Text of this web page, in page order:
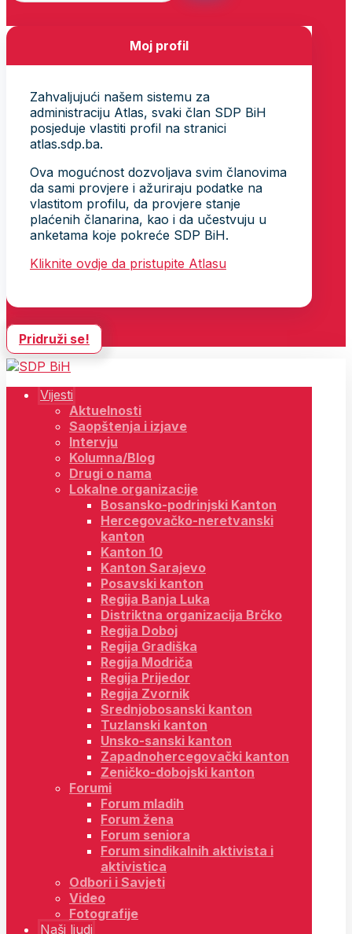
Moj profil
Zahvaljujući našem sistemu za
administraciju Atlas, svaki član SDP BiH
posjeduje vlastiti profil na stranici
atlas.sdp.ba.
Ova mogućnost dozvoljava svim članovima
da sami provjere i ažuriraju podatke na
vlastitom profilu, da provjere stanje
plaćenih članarina, kao i da učestvuju u
anketama koje pokreće SDP BiH.
Kliknite ovdje da pristupite Atlasu
Pridruži se!
Vijesti
Aktuelnosti
Saopštenja i izjave
Intervju
Kolumna/Blog
Drugi o nama
Lokalne organizacije
Bosansko-podrinjski Kanton
Hercegovačko-neretvanski
kanton
Kanton 10
Kanton Sarajevo
Posavski kanton
Regija Banja Luka
Distriktna organizacija Brčko
Regija Doboj
Regija Gradiška
Regija Modriča
Regija Prijedor
Regija Zvornik
Srednjobosanski kanton
Tuzlanski kanton
Unsko-sanski kanton
Zapadnohercegovački kanton
Zeničko-dobojski kanton
Forumi
Forum mladih
Forum žena
Forum seniora
Forum sindikalnih aktivista i
aktivistica
Odbori i Savjeti
Video
Fotografije
Naši ljudi